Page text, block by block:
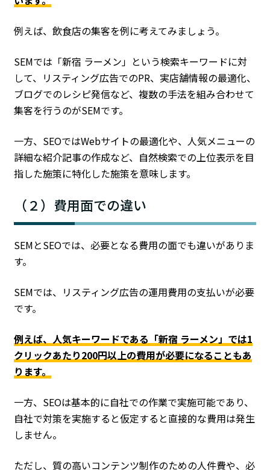
例えば、飲食店の集客を例に考えてみましょう。
SEMでは「新宿 ラーメン」という検索キーワードに対
して、リスティング広告でのPR、実店舗情報の最適化、
ブログでのレシピ発信など、複数の手法を組み合わせて
集客を行うのがSEMです。
一方、SEOではWebサイトの最適化や、人気メニューの
詳細な紹介記事の作成など、自然検索での上位表示を目
指した施策に特化した施策を意味します。
（２）費用面での違い
SEMとSEOでは、必要となる費用の面でも違いがありま
す。
SEMでは、リスティング広告の運用費用の支払いが必要
です。
例えば、人気キーワードである「新宿 ラーメン」では1
クリックあたり200円以上の費用が必要になることもあ
ります。
一方、SEOは基本的に自社での作業で実施可能であり、
自社で対策を実施すると仮定すると直接的な費用は発生
しません。
ただし、質の高いコンテンツ制作のための人件費や、必